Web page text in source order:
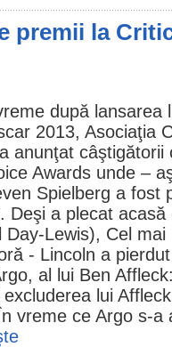
premii la
după lansarea
2013, Asociaţia
anunţat câştigătorii
Awards unde –
Spielberg a fost
Deşi a plecat
Day-Lewis), Cel mai
- Lincoln a
, al lui Ben Affleck
lui
vreme ce Argo s-